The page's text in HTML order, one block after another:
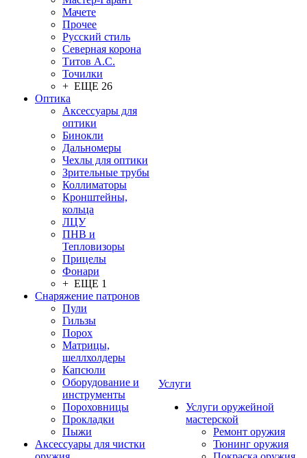
Мачете
Прочее
Русский стиль
Северная корона
Титов А.С.
Точилки
+ ЕЩЕ 26
Оптика
Аксессуары для
оптики
Бинокли
Дальномеры
Чехлы для оптики
Зрительные трубы
Коллиматоры
Кронштейны,
кольца
ЛЦУ
ПНВ и
Тепловизоры
Прицелы
Фонари
+ ЕЩЕ 1
Снаряжение патронов
Пули
Гильзы
Порох
Матрицы,
шеллхолдеры
Капсюли
Оборудование и
инструменты
Пороховницы
Прокладки
Пыжи
Аксессуары для чистки
Услуги
Услуги оружейной
мастерской
Ремонт оружия
Тюнинг оружия